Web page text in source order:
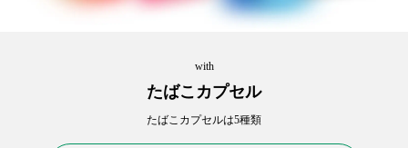
with
たばこカプセル
たばこカプセルは5種類